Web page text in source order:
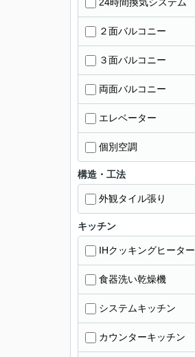
２面バルコニー
３面バルコニー
両面バルコニー
エレベーター
個別空調
構造・工法
外観タイル張り
キッチン
IHクッキングヒーター
食器洗い乾燥機
システムキッチン
カウンターキッチン